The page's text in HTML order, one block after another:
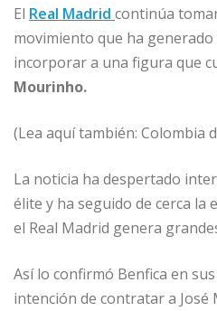
El Real Madrid continúa
movimiento que ha
incorporar a una figura que
Mourinho.
(Lea aquí también: Colombia
La noticia ha despertado
élite y ha seguido de cerca
el Real Madrid genera
Así lo confirmó Benfica en
intención de contratar a